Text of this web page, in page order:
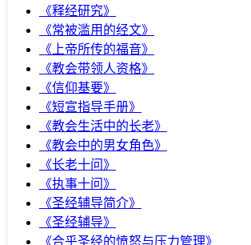
《释经研究》
《常被滥用的经文》
《上帝所传的福音》
《教会带领人资格》
《信仰基要》
《短宣指导手册》
《教会生活中的长老》
《教会中的男女角色》
《长老十问》
《执事十问》
《圣经辅导简介》
《圣经辅导》
​《合乎圣经的愤怒与压力管理》